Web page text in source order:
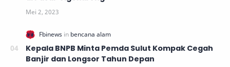
Kepala BNPB Minta Pemda Sulut Kompak Cegah
Banjir dan Longsor Tahun Depan